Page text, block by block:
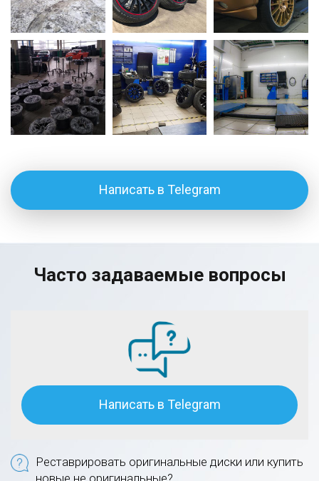
Написать в Telegram
Часто задаваемые вопросы
Написать в Telegram
Реставрировать оригинальные диски или купить
новые не оригинальные?